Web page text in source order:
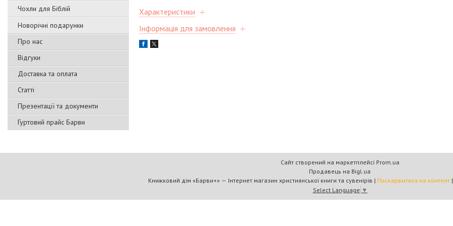
Чохли для Біблій
Новорічні подарунки
Про нас
Відгуки
Доставка та оплата
Статті
Презентації та документи
Гуртовий прайс Барви
Характеристики
Інформація для замовлення
Сайт створений на маркетплейсі Prom.ua
Продавець на Bigl.ua
Книжковий дім «Барви+» — Інтернет магазин християнської книги та сувенірів | Поскаржитися на контент |
Select Language ▼